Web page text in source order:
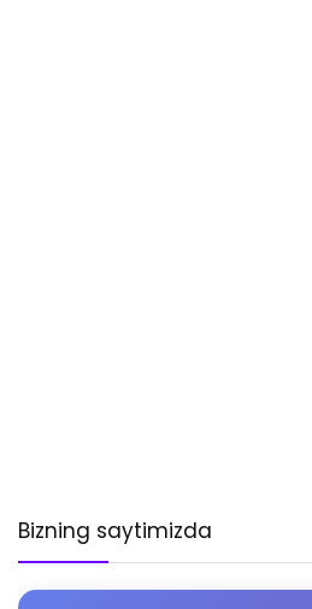
Bizning saytimizda